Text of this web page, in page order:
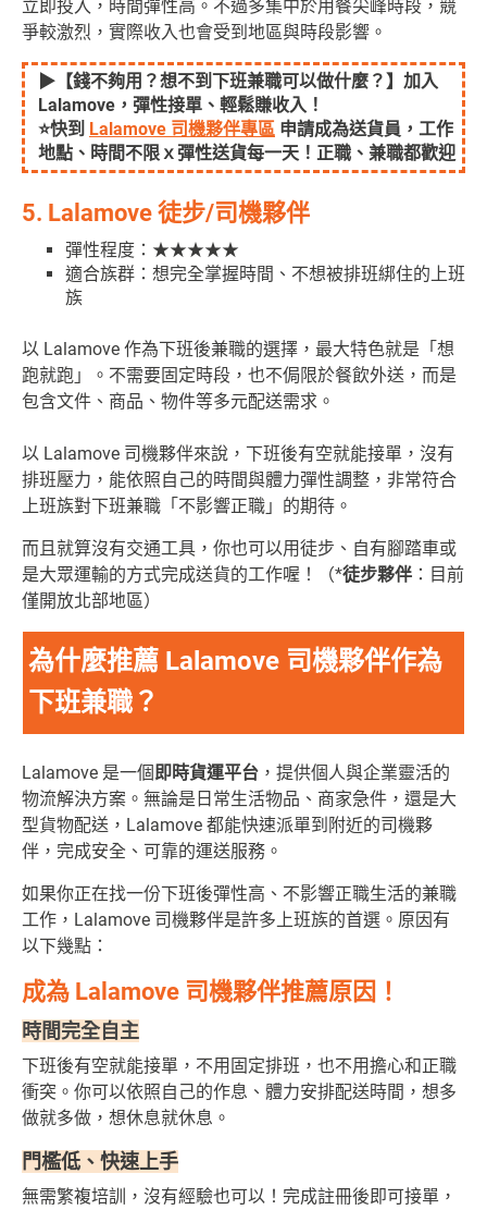
立即投入，時間彈性高。不過多集中於用餐尖峰時段，競
爭較激烈，實際收入也會受到地區與時段影響。
▶【錢不夠用？想不到下班兼職可以做什麼？】 加入
Lalamove，彈性接單、輕鬆賺收入！
⭐快到 Lalamove 司機夥伴專區 申請成為送貨員，工作
地點、時間不限ｘ彈性送貨每一天！正職、兼職都歡迎
5. Lalamove 徒步/司機夥伴
彈性程度：★★★★★
適合族群：想完全掌握時間、不想被排班綁住的上班
族
以 Lalamove 作為下班後兼職的選擇，最大特色就是「想
跑就跑」。 不需要固定時段，也不侷限於餐飲外送，而是
包含文件、商品、物件等多元配送需求。
以 Lalamove 司機夥伴來說，下班後有空就能接單，沒有
排班壓力，能依照自己的時間與體力彈性調整，非常符合
上班族對下班兼職「不影響正職」的期待。
而且就算沒有交通工具，你也可以用徒步、自有腳踏車或
是大眾運輸的方式完成送貨的工作喔！（*徒步夥伴 ： 目前
僅開放北部地區）
為什麼推薦 Lalamove 司機夥伴作為
下班兼職？
Lalamove 是一個即時貨運平台 ，提供個人與企業靈活的
物流解決方案。無論是日常生活物品、商家急件，還是大
型貨物配送，Lalamove 都能快速派單到附近的司機夥
伴，完成安全、可靠的運送服務。
如果你正在找一份下班後彈性高、不影響正職生活的兼職
工作，Lalamove 司機夥伴是許多上班族的首選。原因有
以下幾點：
成為 Lalamove 司機夥伴推薦原因！
時間完全自主
下班後有空就能接單，不用固定排班，也不用擔心和正職
衝突。你可以依照自己的作息、體力安排配送時間，想多
做就多做，想休息就休息。
門檻低、快速上手
無需繁複培訓，沒有經驗也可以！完成註冊後即可接單，